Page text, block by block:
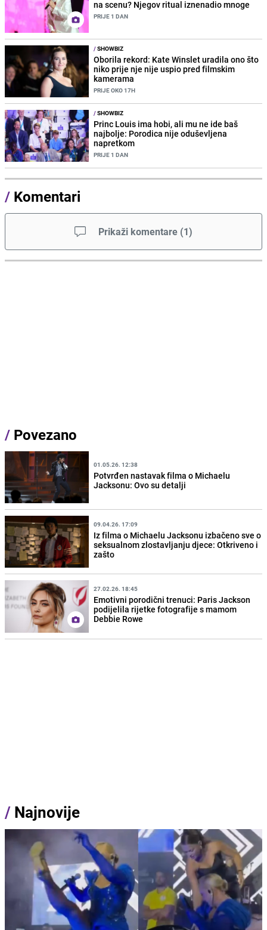
na scenu? Njegov ritual iznenadio mnoge
PRIJE 1 DAN
/SHOWBIZ
Oborila rekord: Kate Winslet uradila ono što
niko prije nje nije uspio pred filmskim
kamerama
PRIJE OKO 17H
/SHOWBIZ
Princ Louis ima hobi, ali mu ne ide baš
najbolje: Porodica nije oduševljena
napretkom
PRIJE 1 DAN
/ Komentari
Prikaži komentare (1)
/ Povezano
01.05.26. 12:38
Potvrđen nastavak filma o Michaelu
Jacksonu: Ovo su detalji
09.04.26. 17:09
Iz filma o Michaelu Jacksonu izbačeno sve o
seksualnom zlostavljanju djece: Otkriveno i
zašto
27.02.26. 18:45
Emotivni porodični trenuci: Paris Jackson
podijelila rijetke fotografije s mamom
Debbie Rowe
/ Najnovije